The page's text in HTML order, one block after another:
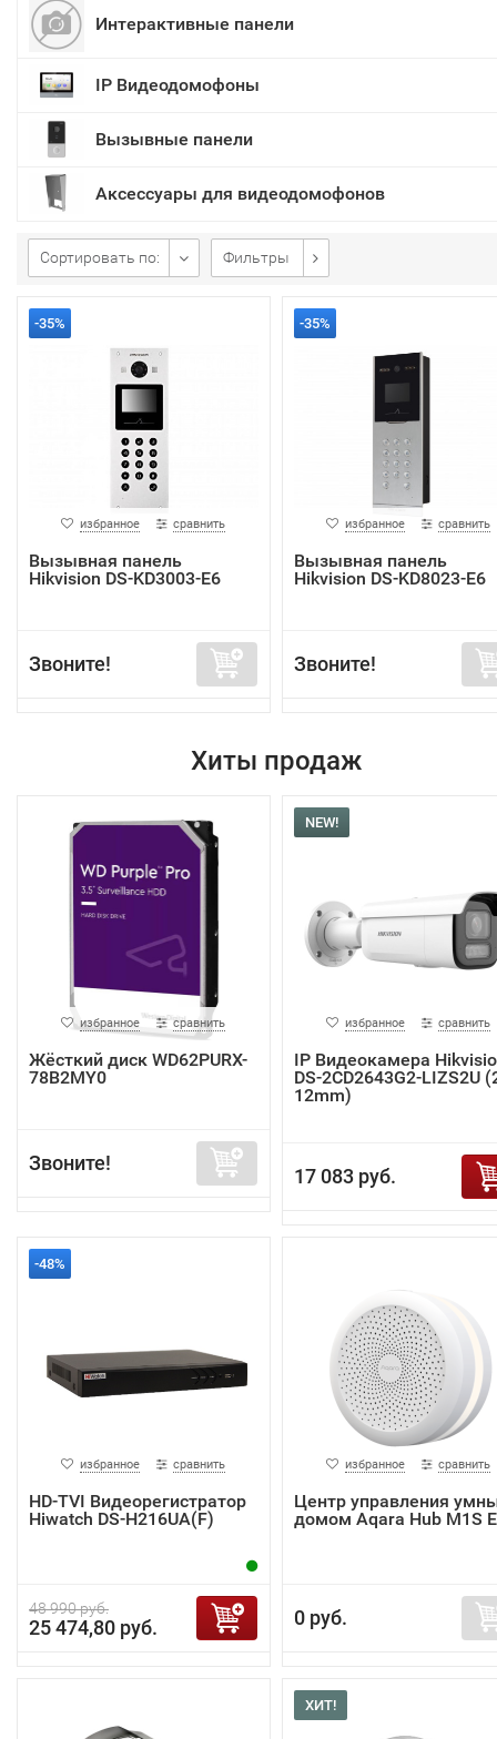
Интерактивные панели
IP Видеодомофоны
Вызывные панели
Аксессуары для видеодомофонов
Сортировать по: Фильтры
-35%
избранное сравнить
Вызывная панель
Hikvision DS-KD3003-E6
Звоните!
-35%
избранное сравнить
Вызывная панель
Hikvision DS-KD8023-E6
Звоните!
Хиты продаж
избранное сравнить
Жёсткий диск WD62PURX-
78B2MY0
Звоните!
NEW!
избранное сравнить
IP Видеокамера
DS-2CD2643G2-LIZS2U
12mm)
17 083 руб.
-48%
избранное сравнить
HD-TVI Видеорегистратор
Hiwatch DS-H216UA(F)
48 990 руб.
25 474,80 руб.
избранное сравнить
Центр управления
домом Aqara Hub M1S
0 руб.
ХИТ!